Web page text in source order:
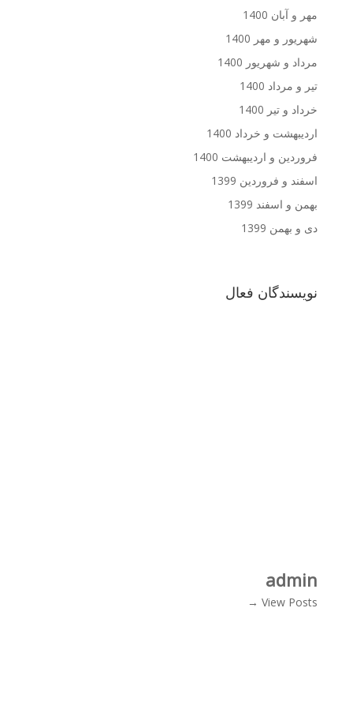
مهر و آبان 1400
شهریور و مهر 1400
مرداد و شهریور 1400
تیر و مرداد 1400
خرداد و تیر 1400
اردیبهشت و خرداد 1400
فروردین و اردیبهشت 1400
اسفند و فروردین 1399
بهمن و اسفند 1399
دی و بهمن 1399
نویسندگان فعال
admin
View Posts →